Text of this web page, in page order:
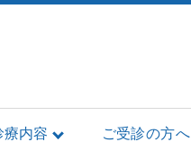
療内容 ご受診の方へ